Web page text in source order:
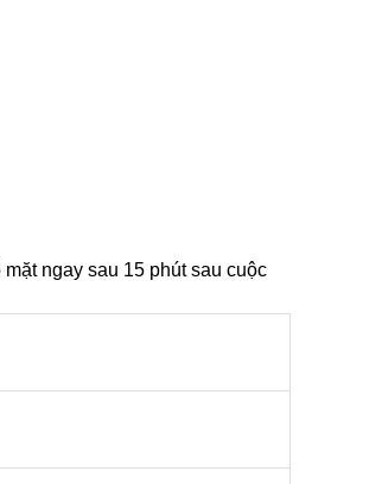
ngay sau 15 phút sau cuộc